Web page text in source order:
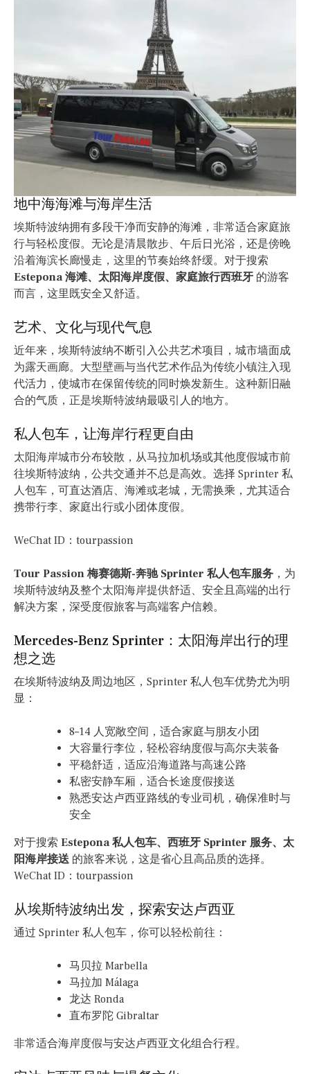
地中海海滩与海岸生活
埃斯特波纳拥有多段干净而安静的海滩，非常适合家庭旅
行与轻松度假。无论是清晨散步、午后日光浴，还是傍晚
沿着海滨长廊慢走，这里的节奏始终舒缓。对于搜索
Estepona 海滩、太阳海岸度假、家庭旅行西班牙 的游客
而言，这里既安全又舒适。
艺术、文化与现代气息
近年来，埃斯特波纳不断引入公共艺术项目，城市墙面成
为露天画廊。大型壁画与当代艺术作品为传统小镇注入现
代活力，使城市在保留传统的同时焕发新生。这种新旧融
合的气质，正是埃斯特波纳最吸引人的地方。
私人包车，让海岸行程更自由
太阳海岸城市分布较散，从马拉加机场或其他度假城市前
往埃斯特波纳，公共交通并不总是高效。选择 Sprinter 私
人包车，可直达酒店、海滩或老城，无需换乘，尤其适合
携带行李、家庭出行或小团体度假。
WeChat ID：tourpassion
Tour Passion 梅赛德斯-奔驰 Sprinter 私人包车服务 ，为
埃斯特波纳及整个太阳海岸提供舒适、安全且高端的出行
解决方案，深受度假旅客与高端客户信赖。
Mercedes-Benz Sprinter：太阳海岸出行的理
想之选
在埃斯特波纳及周边地区，Sprinter 私人包车优势尤为明
显：
8–14 人宽敞空间，适合家庭与朋友小团
大容量行李位，轻松容纳度假与高尔夫装备
平稳舒适，适应沿海道路与高速公路
私密安静车厢，适合长途度假接送
熟悉安达卢西亚路线的专业司机，确保准时与
安全
对于搜索 Estepona 私人包车、西班牙 Sprinter 服务、太
阳海岸接送 的旅客来说，这是省心且高品质的选择。
WeChat ID：tourpassion
从埃斯特波纳出发，探索安达卢西亚
通过 Sprinter 私人包车，你可以轻松前往：
马贝拉 Marbella
马拉加 Málaga
龙达 Ronda
直布罗陀 Gibraltar
非常适合海岸度假与安达卢西亚文化组合行程。